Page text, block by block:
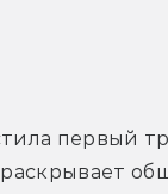
первый
раскрывает